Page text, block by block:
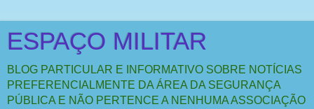
ESPAÇO MILITAR
BLOG PARTICULAR E INFORMATIVO SOBRE NOTÍCIAS
PREFERENCIALMENTE DA ÁREA DA SEGURANÇA
PÚBLICA E NÃO PERTENCE A NENHUMA ASSOCIAÇÃO